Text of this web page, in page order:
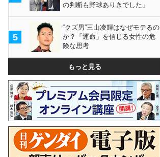
の判断も野球ありきでした」
5
“クズ男”三山凌輝はなぜモテるの
か？「運命」を信じる女性の危
険な思考
もっと見る